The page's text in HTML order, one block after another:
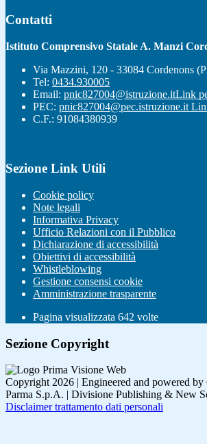
Contatti
Istituto Comprensivo Statale A. Manzi
Via Mazzini, 120 - 33084 Cordenons
Tel: 0434.930005
Email: pnic827004@istruzione.itLink
PEC: pnic827004@pec.istruzione.it
C.F.: 91084380939
Sezione Link Utili
Cookie policy
Note legali
Informativa Privacy
Ufficio Relazioni con il Pubblico
Dichiarazione di accessibilità
Obiettivi di accessibilità
Whistleblowing
Gestione consensi cookie
Amministrazione trasparente
Pagina visualizzata 642 volte
Sezione Copyright
Copyright 2026 | Engineered and powered
Parma S.p.A. | Divisione Publishing & New
Disclaimer trattamento dati personali